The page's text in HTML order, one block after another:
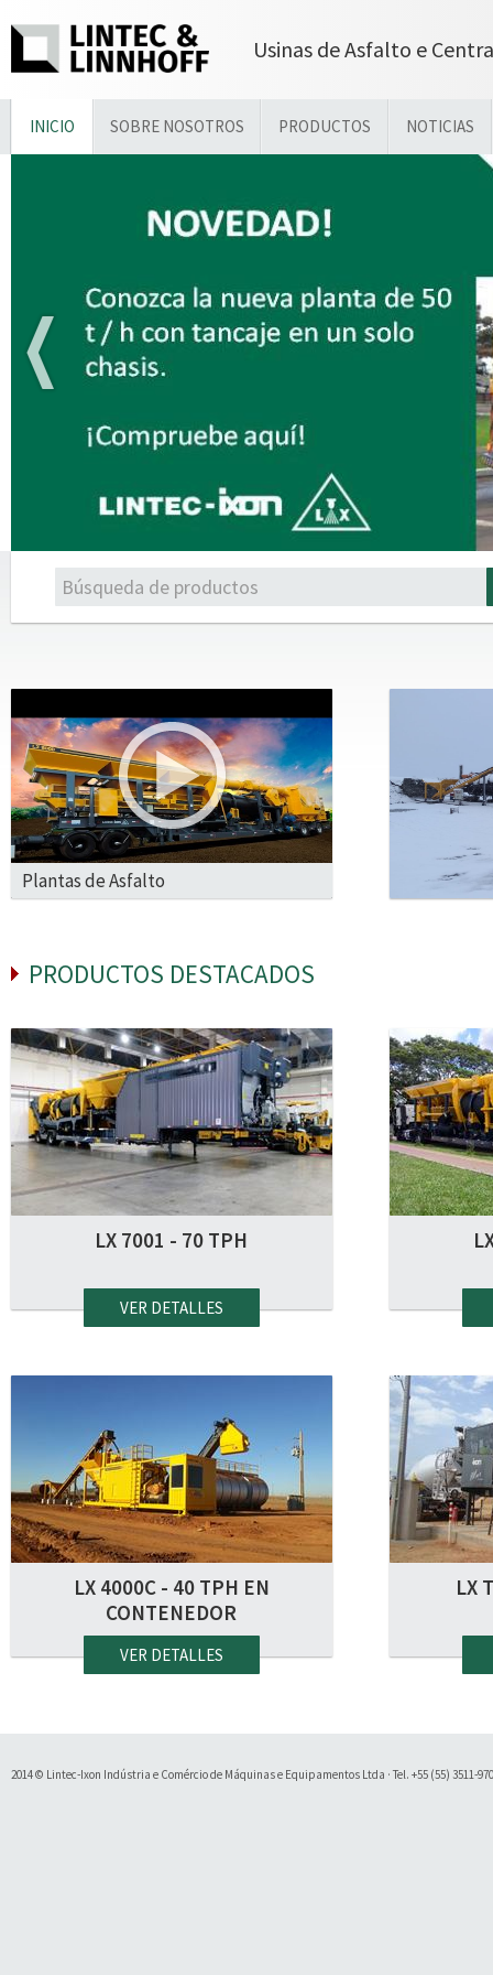
Usinas de Asfalto e
INICIO SOBRE NOSOTROS PRODUCTOS NOTICIAS
6
7
8
9
10
Plantas de Asfalto
PRODUCTOS DESTACADOS
LX 7001 - 70 TPH
VER DETALLES
LX 4000C - 40 TPH EN
CONTENEDOR
VER DETALLES
LX
2014 © Lintec-Ixon Indústria e Comércio de Máquinas e Equipamentos Ltda · Tel. +55 (55) 3511-